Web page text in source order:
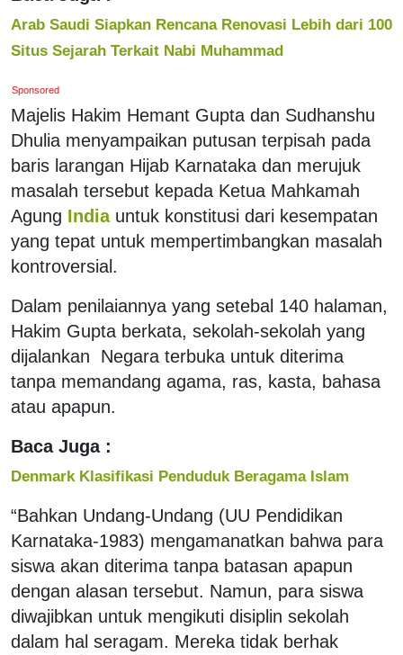
Arab Saudi Siapkan Rencana Renovasi Lebih dari 100
Situs Sejarah Terkait Nabi Muhammad
Sponsored
Majelis Hakim Hemant Gupta dan Sudhanshu
Dhulia menyampaikan putusan terpisah pada
baris larangan Hijab Karnataka dan merujuk
masalah tersebut kepada Ketua Mahkamah
Agung India untuk konstitusi dari kesempatan
yang tepat untuk mempertimbangkan masalah
kontroversial.
Dalam penilaiannya yang setebal 140 halaman,
Hakim Gupta berkata, sekolah-sekolah yang
dijalankan Negara terbuka untuk diterima
tanpa memandang agama, ras, kasta, bahasa
atau apapun.
Baca Juga :
Denmark Klasifikasi Penduduk Beragama Islam
“Bahkan Undang-Undang (UU Pendidikan
Karnataka-1983) mengamanatkan bahwa para
siswa akan diterima tanpa batasan apapun
dengan alasan tersebut. Namun, para siswa
diwajibkan untuk mengikuti disiplin sekolah
dalam hal seragam. Mereka tidak berhak